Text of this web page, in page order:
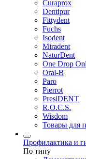
Curaprox
Dentipur
Fittydent
Fuchs
Isodent
Miradent
NaturDent
One Drop
Oral-B
Paro
Pierrot
PresiDENT
R.O.C.S.
Wisdom
Товары для
Профилактика и
По типу